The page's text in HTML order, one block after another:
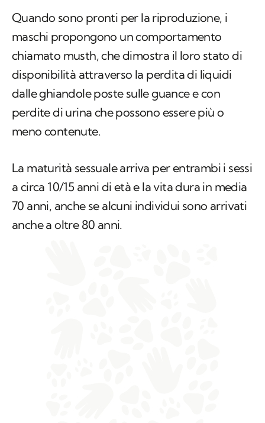
Quando sono pronti per la riproduzione, i
maschi propongono un comportamento
chiamato musth,che dimostra il loro stato di
disponibilità attraverso la perdita di liquidi
dalle ghiandole poste sulle guance e con
perdite di urina che possono essere più o
meno contenute.
La maturità sessuale arriva per entrambi i sessi
a circa 10/15 anni di età e la vita dura in media
70 anni, anche se alcuni individui sono arrivati
anche a oltre 80 anni.